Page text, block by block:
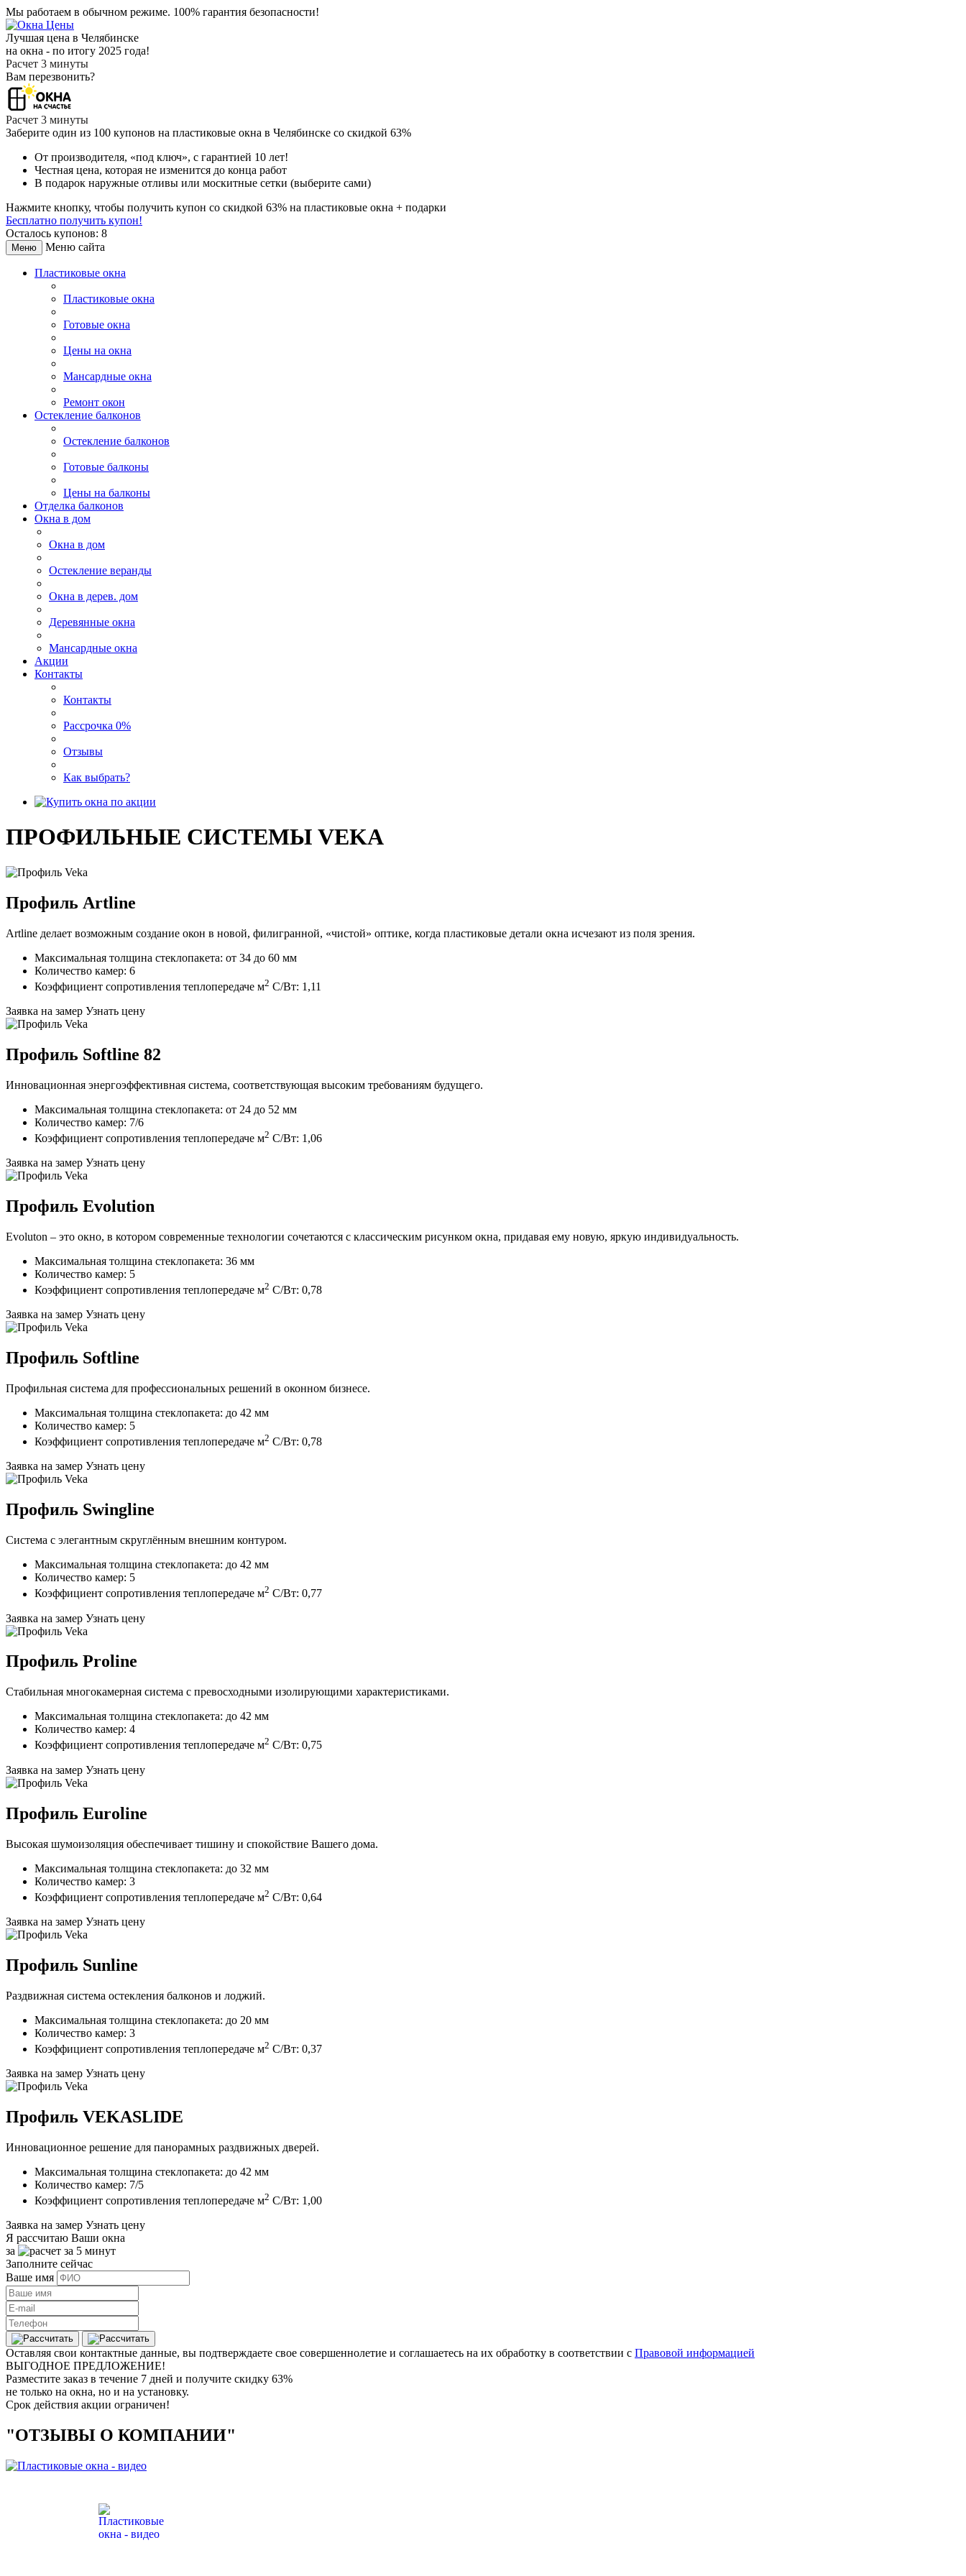
Мы работаем в обычном режиме. 100% гарантия безопасности!
Лучшая цена в Челябинске
на окна - по итогу 2025 года!
Расчет 3 минуты
Вам перезвонить?
Расчет 3 минуты
Заберите один из 100 купонов на пластиковые окна в Челябинске со скидкой 63%
От производителя, «под ключ», с гарантией 10 лет!
Честная цена, которая не изменится до конца работ
В подарок наружные отливы или москитные сетки (выберите сами)
Нажмите кнопку, чтобы получить купон со скидкой 63% на пластиковые окна + подарки
Бесплатно получить купон!
Осталось купонов: 8
Меню Меню сайта
Пластиковые окна
Пластиковые окна
Готовые окна
Цены на окна
Мансардные окна
Ремонт окон
Остекление балконов
Остекление балконов
Готовые балконы
Цены на балконы
Отделка балконов
Окна в дом
Окна в дом
Остекление веранды
Окна в дерев. дом
Деревянные окна
Мансардные окна
Акции
Контакты
Контакты
Рассрочка 0%
Отзывы
Как выбрать?
ПРОФИЛЬНЫЕ СИСТЕМЫ VEKA
Профиль Artline
Artline делает возможным создание окон в новой, филигранной, «чистой» оптике, когда пластиковые детали окна исчезают из поля зрения.
Максимальная толщина стеклопакета: от 34 до 60 мм
Количество камер: 6
Коэффициент сопротивления теплопередаче м2 C/Вт: 1,11
Заявка на замер Узнать цену
Профиль Softline 82
Инновационная энергоэффективная система, соответствующая высоким требованиям будущего.
Максимальная толщина стеклопакета: от 24 до 52 мм
Количество камер: 7/6
Коэффициент сопротивления теплопередаче м2 C/Вт: 1,06
Заявка на замер Узнать цену
Профиль Evolution
Evoluton – это окно, в котором современные технологии сочетаются с классическим рисунком окна, придавая ему новую, яркую индивидуальность.
Максимальная толщина стеклопакета: 36 мм
Количество камер: 5
Коэффициент сопротивления теплопередаче м2 C/Вт: 0,78
Заявка на замер Узнать цену
Профиль Softline
Профильная система для профессиональных решений в оконном бизнесе.
Максимальная толщина стеклопакета: до 42 мм
Количество камер: 5
Коэффициент сопротивления теплопередаче м2 C/Вт: 0,78
Заявка на замер Узнать цену
Профиль Swingline
Система с элегантным скруглённым внешним контуром.
Максимальная толщина стеклопакета: до 42 мм
Количество камер: 5
Коэффициент сопротивления теплопередаче м2 C/Вт: 0,77
Заявка на замер Узнать цену
Профиль Proline
Стабильная многокамерная система с превосходными изолирующими характеристиками.
Максимальная толщина стеклопакета: до 42 мм
Количество камер: 4
Коэффициент сопротивления теплопередаче м2 C/Вт: 0,75
Заявка на замер Узнать цену
Профиль Euroline
Высокая шумоизоляция обеспечивает тишину и спокойствие Вашего дома.
Максимальная толщина стеклопакета: до 32 мм
Количество камер: 3
Коэффициент сопротивления теплопередаче м2 C/Вт: 0,64
Заявка на замер Узнать цену
Профиль Sunline
Раздвижная система остекления балконов и лоджий.
Максимальная толщина стеклопакета: до 20 мм
Количество камер: 3
Коэффициент сопротивления теплопередаче м2 C/Вт: 0,37
Заявка на замер Узнать цену
Профиль VEKASLIDE
Инновационное решение для панорамных раздвижных дверей.
Максимальная толщина стеклопакета: до 42 мм
Количество камер: 7/5
Коэффициент сопротивления теплопередаче м2 C/Вт: 1,00
Заявка на замер Узнать цену
Я рассчитаю Ваши окна
за
Заполните сейчас
Ваше имя
Оставляя свои контактные данные, вы подтверждаете свое совершеннолетие и соглашаетесь на их обработку в соответствии с Правовой информацией
ВЫГОДНОЕ ПРЕДЛОЖЕНИЕ!
Разместите заказ в течение 7 дней и получите скидку 63%
не только на окна, но и на установку.
Срок действия акции ограничен!
"ОТЗЫВЫ О КОМПАНИИ"